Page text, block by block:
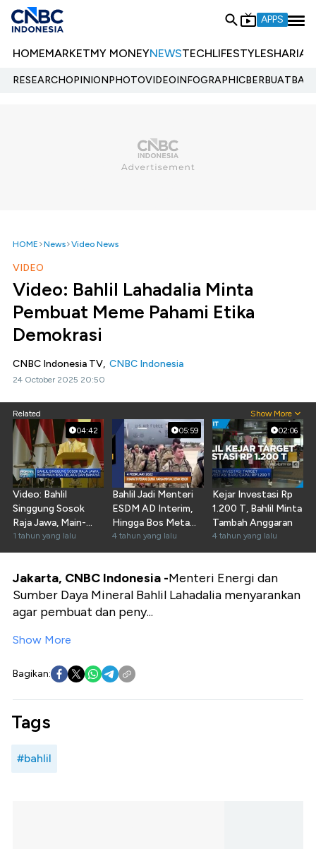
APPS
HOMEMARKETMY MONEYNEWSTECHLIFESTYLESHARIA
RESEARCHOPINIONPHOTOVIDEOINFOGRAPHIC
HOME News Video News
VIDEO
Video: Bahlil Lahadalia Minta
Pembuat Meme Pahami Etika
Demokrasi
CNBC Indonesia TV, CNBC Indonesia
24 October 2025 20:50
Related Show More
04:42
Video: Bahlil
Singgung Sosok
Raja Jawa, Main-
Main Bisa Celaka &
Bahaya
1 tahun yang lalu
05:59
Bahlil Jadi Menteri
ESDM AD Interim,
Hingga Bos Meta
Terdepak
4 tahun yang lalu
02:06
Kejar Investasi Rp
1.200 T, Bahlil Minta
Tambah Anggaran
4 tahun yang lalu
Jakarta, CNBC Indonesia -Menteri Energi dan
Sumber Daya Mineral Bahlil Lahadalia menyarankan
agar pembuat dan peny...
Show More
Bagikan:
Tags
#bahlil